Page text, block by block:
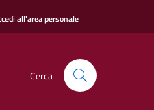
all'area personale
Cerca